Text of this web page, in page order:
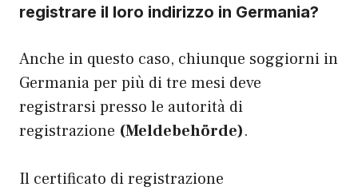
registrare il loro indirizzo in Germania?
Anche in questo caso, chiunque soggiorni in
Germania per più di tre mesi deve
registrarsi presso le autorità di
registrazione (Meldebehörde).
Il certificato di registrazione